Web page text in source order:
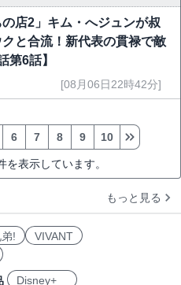
の店2」キム・へジュンが叔
と合流！新代表の貫禄で敵
第6話】
[08月06日22時42分]
を表示しています。
6 7 8 9 10
もっと見る
!
VIVANT
Disney+